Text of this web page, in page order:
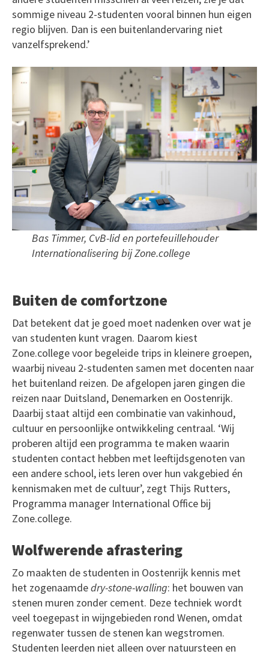
sommige niveau 2-studenten vooral binnen hun eigen
regio blijven. Dan is een buitenlandervaring niet
vanzelfsprekend.’
Bas Timmer, CvB-lid en portefeuillehouder
Internationalisering bij Zone.college
Buiten de comfortzone
Dat betekent dat je goed moet nadenken over wat je
van studenten kunt vragen. Daarom kiest
Zone.college voor begeleide trips in kleinere groepen,
waarbij niveau 2-studenten samen met docenten naar
het buitenland reizen. De afgelopen jaren gingen die
reizen naar Duitsland, Denemarken en Oostenrijk.
Daarbij staat altijd een combinatie van vakinhoud,
cultuur en persoonlijke ontwikkeling centraal. ‘Wij
proberen altijd een programma te maken waarin
studenten contact hebben met leeftijdsgenoten van
een andere school, iets leren over hun vakgebied én
kennismaken met de cultuur’, zegt Thijs Rutters,
Programma manager International Office bij
Zone.college.
Wolfwerende afrastering
Zo maakten de studenten in Oostenrijk kennis met
het zogenaamdedry-stone-walling: het bouwen van
stenen muren zonder cement. Deze techniek wordt
veel toegepast in wijngebieden rond Wenen, omdat
regenwater tussen de stenen kan wegstromen.
Studenten leerden niet alleen over natuursteen en